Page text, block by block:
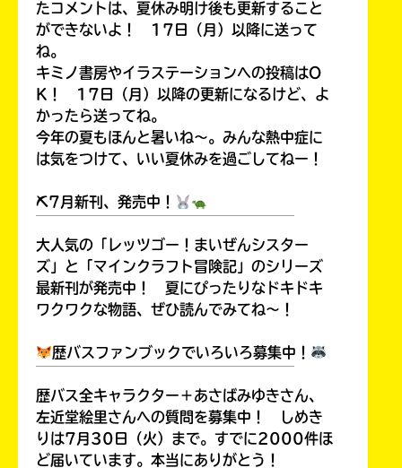
たコメントは、夏休み明け後も更新すること
ができないよ！ 17日（月）以降に送って
ね。
キミノ書房やイラステーションへの投稿はO
K！ 17日（月）以降の更新になるけど、よ
かったら送ってね。
今年の夏もほんと暑いね～。みんな熱中症に
は気をつけて、いい夏休みを過ごしてねー！
⛏7月新刊、発売中！
大人気の「レッツゴー！まいぜんシスター
ズ」と「マインクラフト冒険記」のシリーズ
最新刊が発売中！ 夏にぴったりなドキドキ
ワクワクな物語、ぜひ読んでみてね～！
歴バスファンブックでいろいろ募集中！
歴バス全キャラクター＋あさばみゆきさん、
左近堂絵里さんへの質問を募集中！ しめき
りは7月30日（火）まで。すでに2000件ほ
ど届いています。本当にありがとう！